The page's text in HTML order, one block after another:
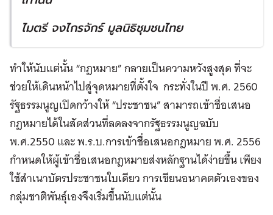
ไมตรี จงไกรจักร์ มูลนิธิชุมชนไทย
ทำให้นับแต่นั้น “กฎหมาย” กลายเป็นความหวังสูงสุด ที่จะ
ช่วยให้เดินหน้าไปสู่จุดหมายที่ตั้งใจ กระทั่งในปี พ.ศ. 2560
รัฐธรรมนูญเปิดกว้างให้ “ประชาชน” สามารถเข้าชื่อเสนอ
กฎหมายได้ในสัดส่วนที่ลดลงจากรัฐธรรมนูญฉบับ
พ.ศ.2550 และ พ.ร.บ.การเข้าชื่อเสนอกฎหมาย พ.ศ. 2556
กำหนดให้ผู้เข้าชื่อเสนอกฎหมายส่งหลักฐานได้ง่ายขึ้น เพียง
ใช้สำเนาบัตรประชาชนใบเดียว การเขียนอนาคตตัวเองของ
กลุ่มชาติพันธุ์เองจึงเริ่มขึ้นนับแต่นั้น